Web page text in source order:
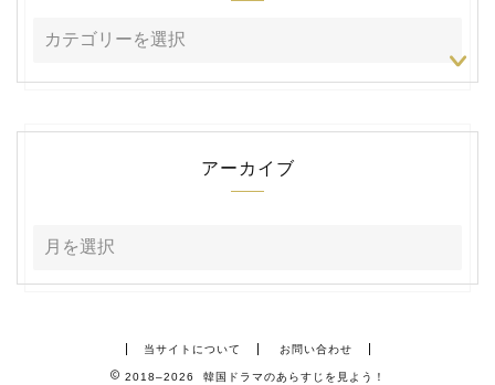
アーカイブ
当サイトについて お問い合わせ
2018–2026 韓国ドラマのあらすじを見よう！